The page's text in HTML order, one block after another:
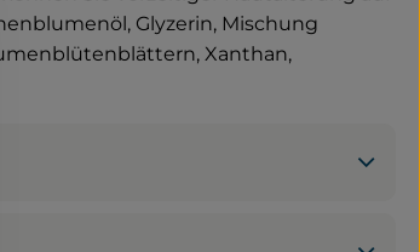
Glyzerin, Mischung
Xanthan,